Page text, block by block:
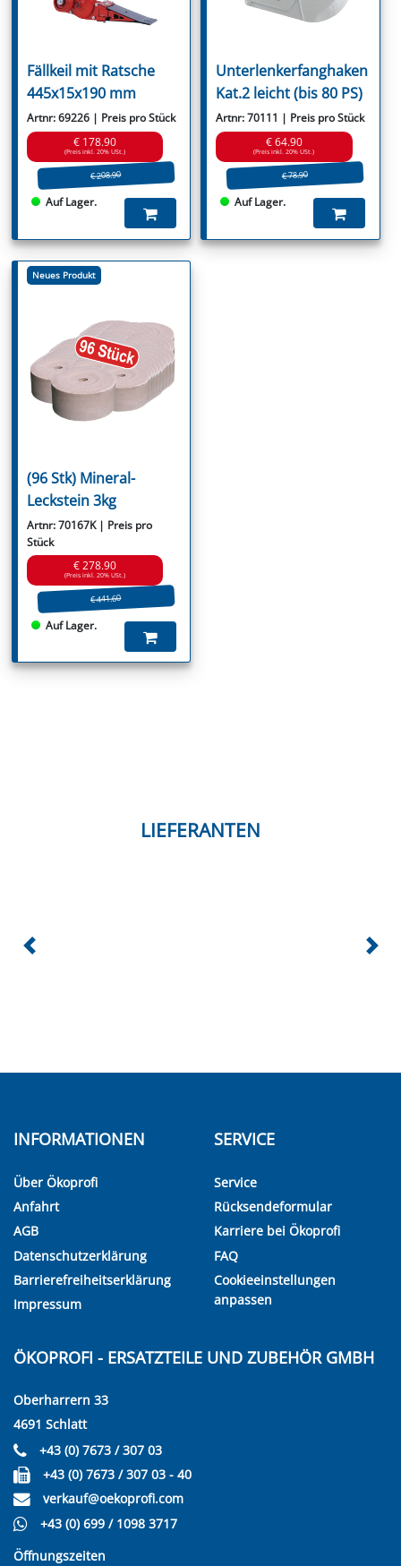
Fällkeil mit Ratsche
445x15x190 mm
Artnr: 69226 | Preis pro Stück
€ 178.90
(Preis inkl. 20% USt.)
€ 208.90
Auf Lager.
Unterlenkerfanghaken
Kat.2 leicht (bis 80 PS)
Artnr: 70111 | Preis pro Stück
€ 64.90
(Preis inkl. 20% USt.)
€ 78.90
Auf Lager.
Neues Produkt
(96 Stk) Mineral-
Leckstein 3kg
Artnr: 70167K | Preis pro
Stück
€ 278.90
(Preis inkl. 20% USt.)
€ 441.60
Auf Lager.
LIEFERANTEN
INFORMATIONEN
Über Ökoprofi
Anfahrt
AGB
Datenschutzerklärung
Barrierefreiheitserklärung
Impressum
SERVICE
Service
Rücksendeformular
Karriere bei Ökoprofi
FAQ
Cookieeinstellungen
anpassen
ÖKOPROFI - ERSATZTEILE UND ZUBEHÖR GMBH
Oberharrern 33
4691 Schlatt
+43 (0) 7673 / 307 03
+43 (0) 7673 / 307 03 - 40
verkauf@oekoprofi.com
+43 (0) 699 / 1098 3717
Öffnungszeiten